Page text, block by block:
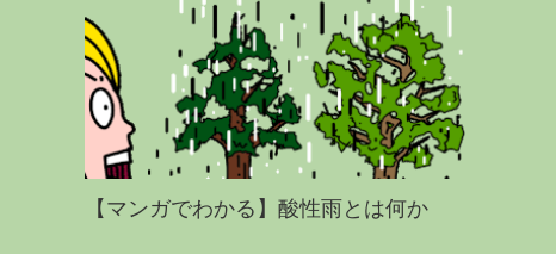
【マンガでわかる】酸性雨とは何か